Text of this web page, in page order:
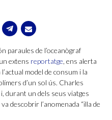
paraules de l’oceanògraf
extens reportatge, ens alerta
model de consum i la
d’un sol ús. Charles
durant un dels seus viatges
descobrir l’anomenada “illa de